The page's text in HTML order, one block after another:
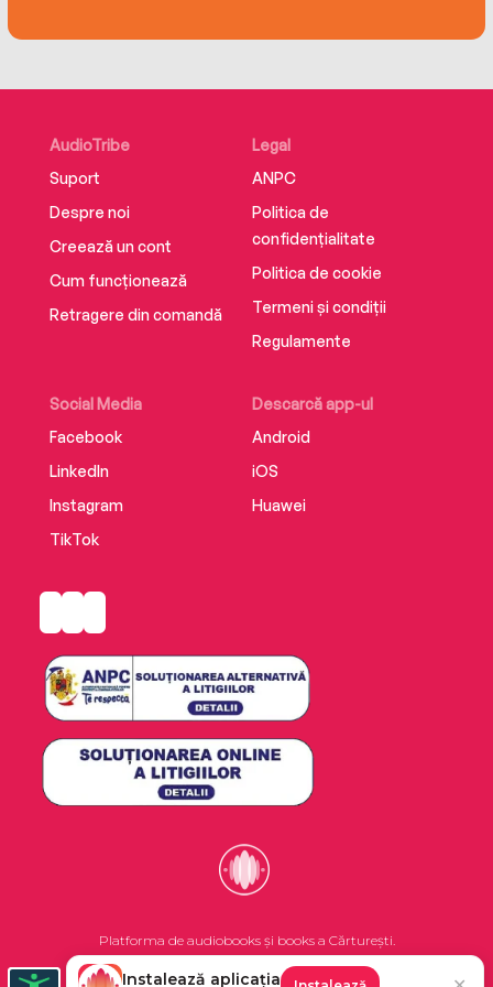
AudioTribe
Suport
Despre noi
Creează un cont
Cum funcționează
Retragere din comandă
Social Media
Facebook
LinkedIn
Instagram
TikTok
Descarcă app-ul
Android
iOS
Huawei
Legal
ANPC
Politica de
confidențialitate
Politica de cookie
Termeni și condiții
Regulamente
Platforma de audiobooks și books a Cărturești.
Instalează aplicația